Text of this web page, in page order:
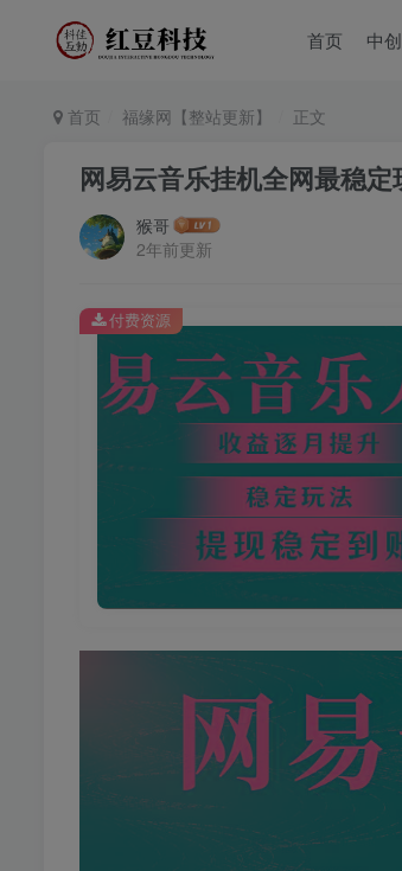
首页 中
首页 福缘网【整站更新】 正文
网易云音乐挂机全网最稳
猴哥
2年前更新
付费资源